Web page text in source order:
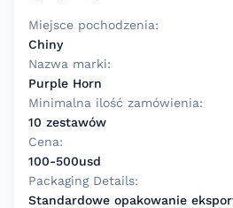
Miejsce pochodzenia:
Chiny
Nazwa marki:
Purple Horn
Minimalna ilość zamówienia:
10 zestawów
Cena:
100-500usd
Packaging Details:
Standardowe opakowanie